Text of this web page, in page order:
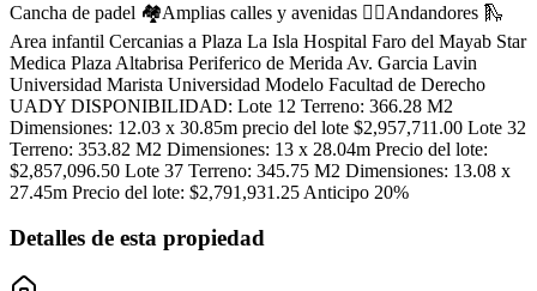
Cancha de padel 🏘Amplias calles y avenidas 🏃‍♂Andandores 🛝
Area infantil Cercanias a Plaza La Isla Hospital Faro del Mayab Star
Medica Plaza Altabrisa Periferico de Merida Av. Garcia Lavin
Universidad Marista Universidad Modelo Facultad de Derecho
UADY DISPONIBILIDAD: Lote 12 Terreno: 366.28 M2
Dimensiones: 12.03 x 30.85m precio del lote $2,957,711.00 Lote 32
Terreno: 353.82 M2 Dimensiones: 13 x 28.04m Precio del lote:
$2,857,096.50 Lote 37 Terreno: 345.75 M2 Dimensiones: 13.08 x
27.45m Precio del lote: $2,791,931.25 Anticipo 20%
Detalles de esta propiedad